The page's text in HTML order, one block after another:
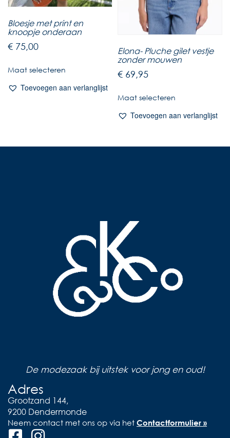
Bloesje met print en
knoopje onderaan
€ 75,00
Maat selecteren
Toevoegen aan verlanglijst
Elona- Pluche gilet vestje
zonder mouwen
€ 69,95
Maat selecteren
Toevoegen aan verlanglijst
De modezaak bij uitstek voor jong en oud!
Adres
Grootzand 144,
9200 Dendermonde
Neem contact met ons op via het Contactformulier »